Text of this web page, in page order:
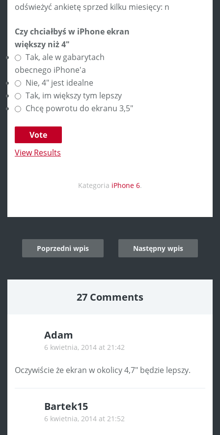
odświeżyć ankietę sprzed kilku miesięcy: n
Czy chciałbyś w iPhone ekran
większy niż 4"
Tak, ale w gabarytach
obecnego iPhone'a
Nie, 4" jest idealne
Tak, im większy tym lepszy
Chcę powrotu do ekranu 3,5"
View Results
Kategoria iPhone 6.
Post
navigation
Poprzedni wpis Następny wpis
27 Comments
Adam
6 kwietnia, 2014 at 21:42
Oczywiście że ekran w okolicy 4,7″ będzie lepszy.
Bartek15
6 kwietnia, 2014 at 21:52